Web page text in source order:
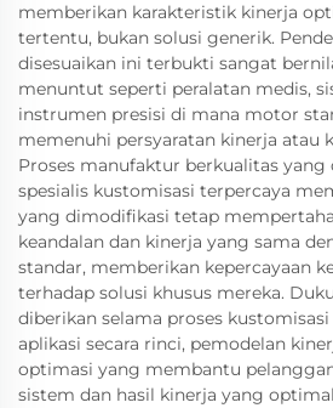
memberikan karakteristik kinerja
tertentu, bukan solusi generik.
disesuaikan ini terbukti sangat
menuntut seperti peralatan medis,
instrumen presisi di mana motor
memenuhi persyaratan kinerja atau
Proses manufaktur berkualitas yang
spesialis kustomisasi terpercaya
yang dimodifikasi tetap
keandalan dan kinerja yang sama
standar, memberikan kepercayaan
terhadap solusi khusus mereka.
diberikan selama proses
aplikasi secara rinci, pemodelan
optimasi yang membantu
sistem dan hasil kinerja yang